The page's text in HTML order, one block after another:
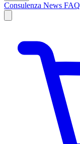
Consulenza News FAQ